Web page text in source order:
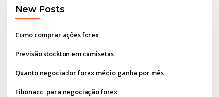
New Posts
Como comprar ações forex
Previsão stockton em camisetas
Quanto negociador forex médio ganha por mês
Fibonacci para negociação forex